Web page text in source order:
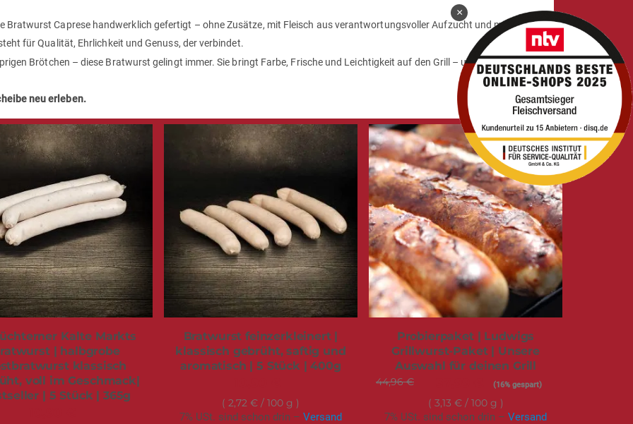
Bratwurst Caprese handwerklich gefertigt – ohne Zusätze, mit Fleisch aus verantwortungsvoller Aufzucht und mit der
für Qualität, Ehrlichkeit und Genuss, der verbindet.
Brötchen – diese Bratwurst gelingt immer. Sie bringt Farbe, Frische und Leichtigkeit auf den Grill – und macht dich zum
neu erleben.
Kalte Markts
| halbgrobe
klassisch
voll im Geschmack|
| 5 Stück | 365g
Bratwurst feinzerkleinert |
klassisch gebrüht, saftig und
aromatisch | 5 Stück | 400g
2,72 € / 100 g
7% USt. sind schon drin – Versand
Probierpaket | Ludwigs
Grillwurst-Paket | Unsere
Auswahl für deinen Grill
44,96 € Sonderangebot(16% gespart)
3,13 €/ 100 g
7% USt. sind schon drin – Versand
×